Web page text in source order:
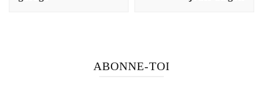
ABONNE-TOI